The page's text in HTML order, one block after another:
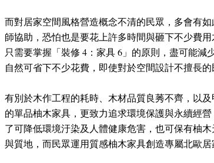
而對居家空間風格營造概念不清的民眾，多會有
師協助，恐怕也是要花上許多時間與砸下不少費
只需要掌握「裝修 4：家具 6」的原則，盡可能減
自然可省下不少花費，即使對於空間設計不擅長
有別於木作工程的耗時、木材品質良莠不齊，以
的單品柚木家具，更致力追求環境保護與永續經
了可降低環境汙染及人體健康危害，也可保有柚
與質地，而民眾運用質感柚木家具創造專屬北歐